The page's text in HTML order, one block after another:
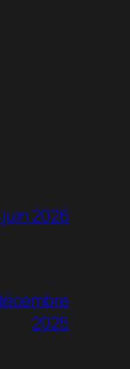
juin 2026
2025